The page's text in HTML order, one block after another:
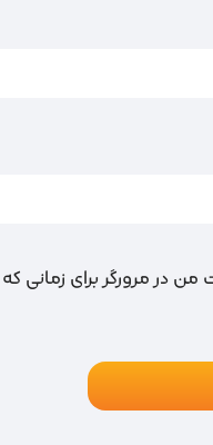
در مرورگر برای زمانی